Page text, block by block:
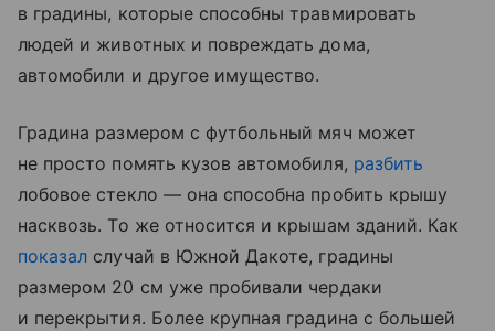
в градины, которые способны травмировать
людей и животных и повреждать дома,
автомобили и другое имущество.
Градина размером с футбольный мяч может
не просто помять кузов автомобиля, разбить
лобовое стекло — она способна пробить крышу
насквозь. То же относится и крышам зданий. Как
показал случай в Южной Дакоте, градины
размером 20 см уже пробивали чердаки
и перекрытия. Более крупная градина с большей